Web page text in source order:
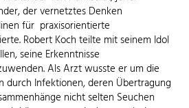
der vernetztes Denken
für praxisorientierte
Robert Koch teilte mit seinem Idol
seine Erkenntnisse
Als Arzt wusste er um die
durch Infektionen, deren Übertragung
nicht selten Seuchen